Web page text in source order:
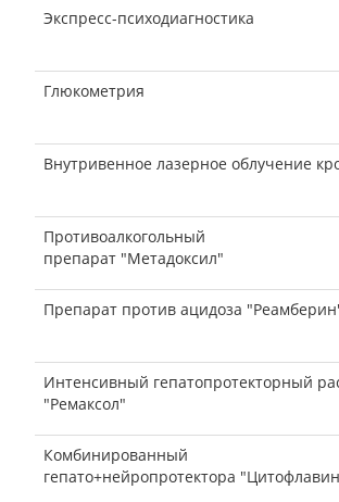
Экспресс-психодиагностика
Глюкометрия
Внутривенное лазерное облучение
Противоалкогольный
препарат "Метадоксил"
Препарат против ацидоза
Интенсивный гепатопротекторный
"Ремаксол"
Комбинированный
гепато+нейропротектора